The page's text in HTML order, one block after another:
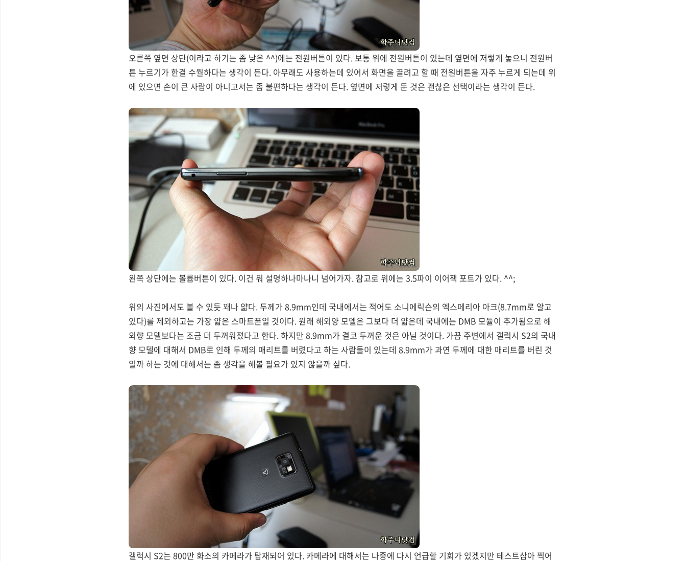
오른쪽 옆면 상단(이라고 하기는 좀 낮은 ^^)에는 전원버튼이 있다. 보통 위에 전원버튼이 있는데 옆면에 저렇게 놓으니 전원버
튼 누르기가 한결 수월하다는 생각이 든다. 아무래도 사용하는데 있어서 화면을 끌려고 할 때 전원버튼을 자주 누르게 되는데 위
에 있으면 손이 큰 사람이 아니고서는 좀 불편하다는 생각이 든다. 옆면에 저렇게 둔 것은 괜찮은 선택이라는 생각이 든다.
왼쪽 상단에는 볼륨버튼이 있다. 이건 뭐 설명하나마나니 넘어가자. 참고로 위에는 3.5파이 이어잭 포트가 있다. ^^;
위의 사진에서도 볼 수 있듯 꽤나 얇다. 두께가 8.9mm인데 국내에서는 적어도 소니에릭슨의 엑스페리아 아크(8.7mm로 알고
있다)를 제외하고는 가장 얇은 스마트폰일 것이다. 원래 해외양 모델은 그보다 더 얇은데 국내에는 DMB 모듈이 추가됨으로 해
외향 모델보다는 조금 더 두꺼워졌다고 한다. 하지만 8.9mm가 결코 두꺼운 것은 아닐 것이다. 가끔 주변에서 갤럭시 S2의 국내
향 모델에 대해서 DMB로 인해 두께의 매리트를 버렸다고 하는 사람들이 있는데 8.9mm가 과연 두께에 대한 매리트를 버린 것
일까 하는 것에 대해서는 좀 생각을 해볼 필요가 있지 않을까 싶다.
갤럭시 S2는 800만 화소의 카메라가 탑재되어 있다. 카메라에 대해서는 나중에 다시 언급할 기회가 있겠지만 테스트삼아 찍어